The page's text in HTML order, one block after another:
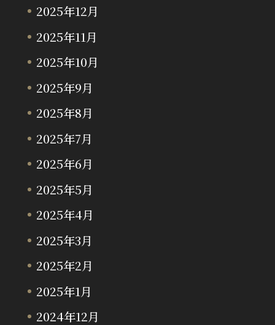
2025年12月
2025年11月
2025年10月
2025年9月
2025年8月
2025年7月
2025年6月
2025年5月
2025年4月
2025年3月
2025年2月
2025年1月
2024年12月